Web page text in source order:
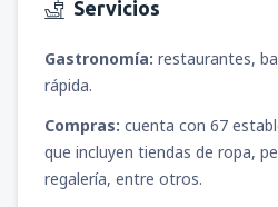
Servicios
Gastronomía: restaurantes,
rápida.
Compras: cuenta con 67
que incluyen tiendas de ropa,
regalería, entre otros.